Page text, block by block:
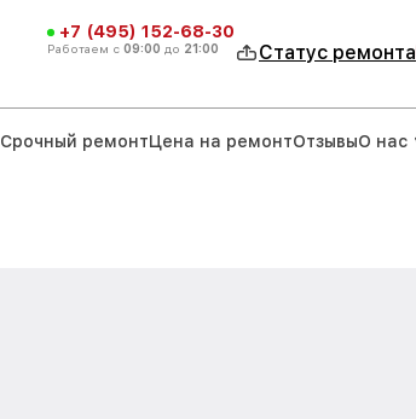
+7 (495) 152-68-30
Работаем с 09:00 до 21:00 Статус ремонта
Срочный ремонтЦена на ремонтОтзывыО нас